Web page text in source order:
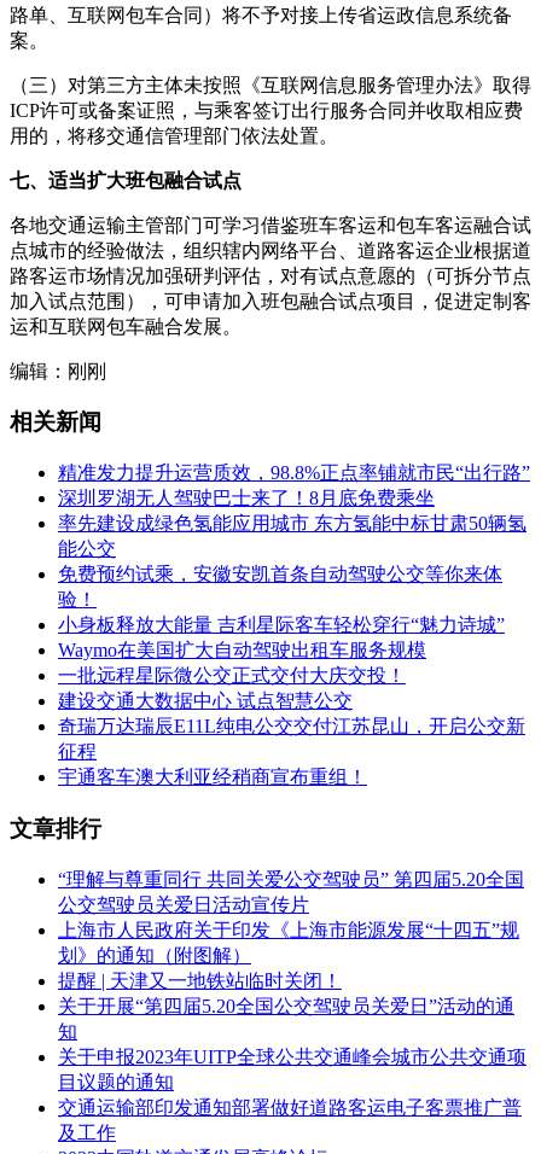
路单、互联网包车合同）将不予对接上传省运政信息系统备
案。
（三）对第三方主体未按照《互联网信息服务管理办法》取得
ICP许可或备案证照，与乘客签订出行服务合同并收取相应费
用的，将移交通信管理部门依法处置。
七、适当扩大班包融合试点
各地交通运输主管部门可学习借鉴班车客运和包车客运融合试
点城市的经验做法，组织辖内网络平台、道路客运企业根据道
路客运市场情况加强研判评估，对有试点意愿的（可拆分节点
加入试点范围），可申请加入班包融合试点项目，促进定制客
运和互联网包车融合发展。
编辑：刚刚
相关新闻
精准发力提升运营质效，98.8%正点率铺就市民“出行路”
深圳罗湖无人驾驶巴士来了！8月底免费乘坐
率先建设成绿色氢能应用城市 东方氢能中标甘肃50辆氢
能公交
免费预约试乘，安徽安凯首条自动驾驶公交等你来体
验！
小身板释放大能量 吉利星际客车轻松穿行“魅力诗城”
Waymo在美国扩大自动驾驶出租车服务规模
一批远程星际微公交正式交付大庆交投！
建设交通大数据中心 试点智慧公交
奇瑞万达瑞辰E11L纯电公交交付江苏昆山，开启公交新
征程
宇通客车澳大利亚经稍商宣布重组！
文章排行
“理解与尊重同行 共同关爱公交驾驶员” 第四届5.20全国
公交驾驶员关爱日活动宣传片
上海市人民政府关于印发《上海市能源发展“十四五”规
划》的通知（附图解）
提醒 | 天津又一地铁站临时关闭！
关于开展“第四届5.20全国公交驾驶员关爱日”活动的通
知
关于申报2023年UITP全球公共交通峰会城市公共交通项
目议题的通知
交通运输部印发通知部署做好道路客运电子客票推广普
及工作